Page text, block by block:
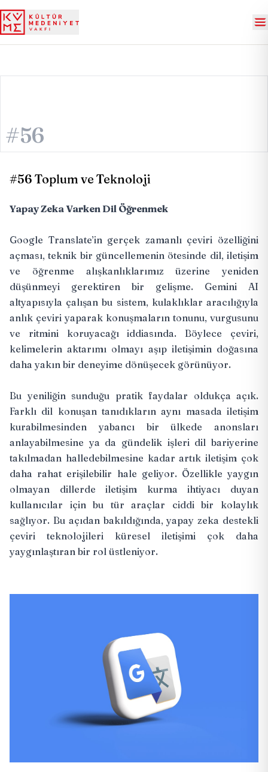
#56
#56 Toplum ve Teknoloji
Yapay Zeka Varken Dil Öğrenmek
Google Translate’in gerçek zamanlı çeviri özelliğini
açması, teknik bir güncellemenin ötesinde dil, iletişim
ve öğrenme alışkanlıklarımız üzerine yeniden
düşünmeyi gerektiren bir gelişme. Gemini AI
altyapısıyla çalışan bu sistem, kulaklıklar aracılığıyla
anlık çeviri yaparak konuşmaların tonunu, vurgusunu
ve ritmini koruyacağı iddiasında. Böylece çeviri,
kelimelerin aktarımı olmayı aşıp iletişimin doğasına
daha yakın bir deneyime dönüşecek görünüyor.
Bu yeniliğin sunduğu pratik faydalar oldukça açık.
Farklı dil konuşan tanıdıkların aynı masada iletişim
kurabilmesinden yabancı bir ülkede anonsları
anlayabilmesine ya da gündelik işleri dil bariyerine
takılmadan halledebilmesine kadar artık iletişim çok
daha rahat erişilebilir hale geliyor. Özellikle yaygın
olmayan dillerde iletişim kurma ihtiyacı duyan
kullanıcılar için bu tür araçlar ciddi bir kolaylık
sağlıyor. Bu açıdan bakıldığında, yapay zeka destekli
çeviri teknolojileri küresel iletişimi çok daha
yaygınlaştıran bir rol üstleniyor.